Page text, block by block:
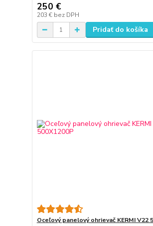
250 €
203 € bez DPH
Pridať do košíka
Oceľový panelový ohrievač KERMI V22